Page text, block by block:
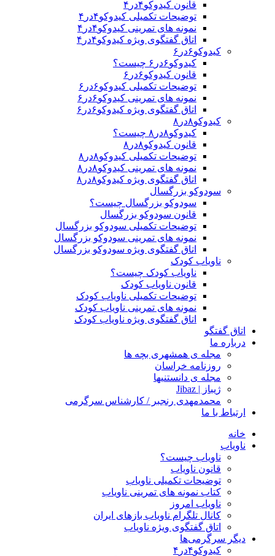
قانون کیدوکو۴در۴
توضیحات تکمیلی کیدوکو۴در۴
نمونه های تمرینی کیدوکو۴در۴
اتاق گفتگوی ویژه کیدوکو۴در۴
کیدوکو۶در۶
کیدوکو۶در۶ چیست؟
قانون کیدوکو۶در۶
توضیحات تکمیلی کیدوکو۶در۶
نمونه های تمرینی کیدوکو۶در۶
اتاق گفتگوی ویژه کیدوکو۶در۶
کیدوکو۸در۸
کیدوکو۸در۸ چیست؟
قانون کیدوکو۸در۸
توضیحات تکمیلی کیدوکو۸در۸
نمونه های تمرینی کیدوکو۸در۸
اتاق گفتگوی ویژه کیدوکو۸در۸
سودوکو بزرگسال
سودوکو بزرگسال چیست؟
قانون سودوکو بزرگسال
توضیحات تکمیلی سودوکو بزرگسال
نمونه های تمرینی سودوکو بزرگسال
اتاق گفتگوی ویژه سودوکو بزرگسال
ناویاب کودک
ناویاب کودک چیست؟
قانون ناویاب کودک
توضیحات تکمیلی ناویاب کودک
نمونه های تمرینی ناویاب کودک
اتاق گفتگوی ویژه ناویاب کودک
اتاق گفتگو
درباره ما
مجله ی همشهری بچه ها
روزنامه خراسان
مجله ی دانستنیها
ژیباز | Jibaz
محمدمهدی رنجبر / کارشناس سرگرمی
ارتباط با ما
خانه
ناویاب
ناویاب چیست؟
قانون ناویاب
توضیحات تکمیلی ناویاب
کتاب نمونه های تمرینی ناویاب
ناویاب امروز
کانال تلگرام ناویاب بازهای ایران
اتاق گفتگوی ویژه ناویاب
دیگر سرگرمی‌ها
کیدوکو۴در۴